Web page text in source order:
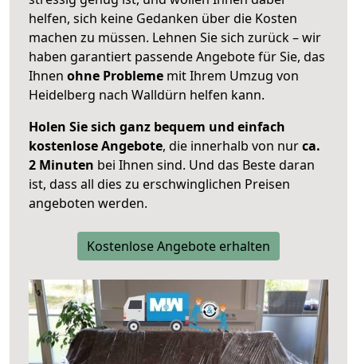
helfen, sich keine Gedanken über die Kosten
machen zu müssen. Lehnen Sie sich zurück – wir
haben garantiert passende Angebote für Sie, das
Ihnen ohne Probleme mit Ihrem Umzug von
Heidelberg nach Walldürn helfen kann.
Holen Sie sich ganz bequem und einfach
kostenlose Angebote, die innerhalb von nurca.
2 Minuten bei Ihnen sind. Und das Beste daran
ist, dass all dies zu erschwinglichen Preisen
angeboten werden.
Kostenlose Angebote erhalten